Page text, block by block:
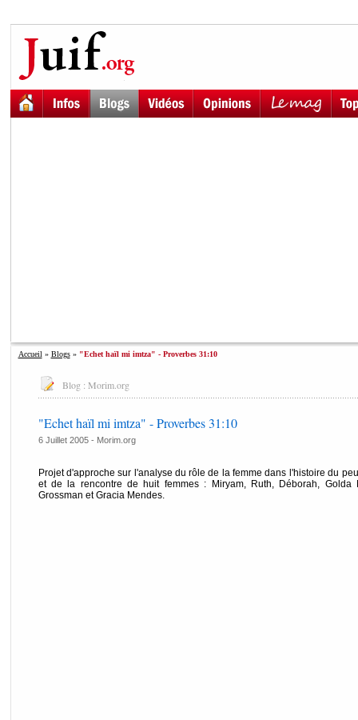
Accueil » Blogs» "Echet haïl mi imtza" - Proverbes 31:10
Blog : Morim.org
"Echet haïl mi imtza" - Proverbes 31:10
6 Juillet 2005 - Morim.org
Projet d'approche sur l'analyse du rôle de la femme dans l'histoire du
et de la rencontre de huit femmes : Miryam, Ruth, Déborah, Golda
Grossman et Gracia Mendes.